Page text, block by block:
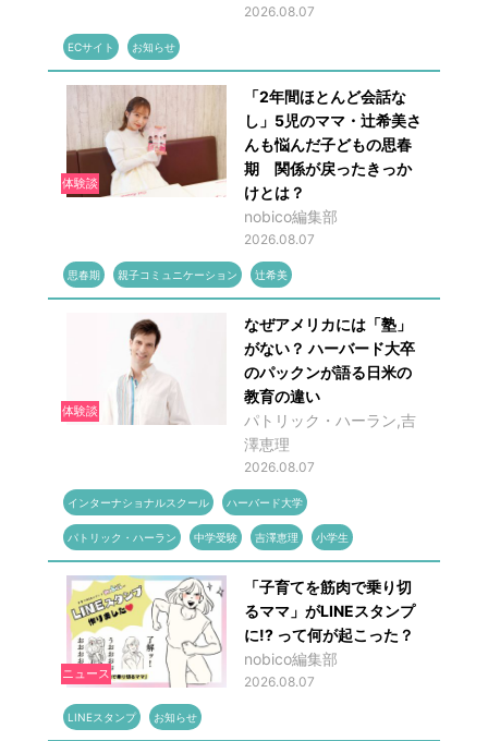
2026.08.07
ECサイト お知らせ
体験談
「2年間ほとんど会話な
し」5児のママ・辻希美さ
んも悩んだ子どもの思春
期 関係が戻ったきっか
けとは？
nobico編集部
2026.08.07
思春期 親子コミュニケーション 辻希美
体験談
なぜアメリカには「塾」
がない？ ハーバード大卒
のパックンが語る日米の
教育の違い
パトリック・ハーラン,吉
澤恵理
2026.08.07
インターナショナルスクール ハーバード大学
パトリック・ハーラン 中学受験 吉澤恵理 小学生
ニュース
「子育てを筋肉で乗り切
るママ」がLINEスタンプ
に!? って何が起こった？
nobico編集部
2026.08.07
LINEスタンプ お知らせ